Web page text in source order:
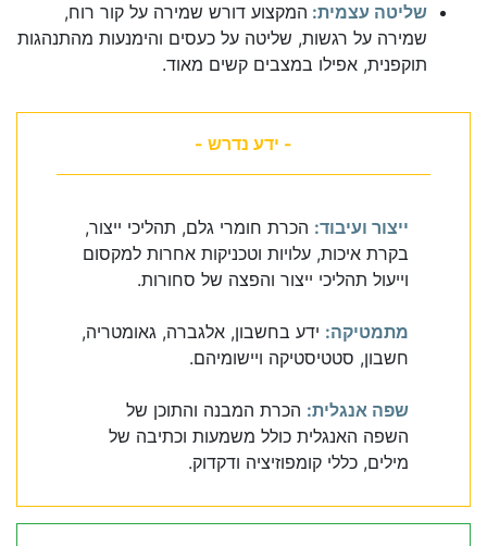
שליטה עצמית: המקצוע דורש שמירה על קור רוח,
שמירה על רגשות, שליטה על כעסים והימנעות מהתנהגות
תוקפנית, אפילו במצבים קשים מאוד.
- ידע נדרש -
ייצור ועיבוד: הכרת חומרי גלם, תהליכי ייצור,
בקרת איכות, עלויות וטכניקות אחרות למקסום
וייעול תהליכי ייצור והפצה של סחורות.
מתמטיקה: ידע בחשבון, אלגברה, גאומטריה,
חשבון, סטטיסטיקה ויישומיהם.
שפה אנגלית: הכרת המבנה והתוכן של
השפה האנגלית כולל משמעות וכתיבה של
מילים, כללי קומפוזיציה ודקדוק.